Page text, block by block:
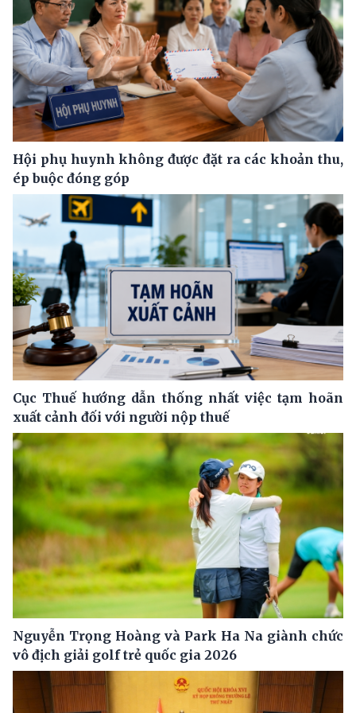
Hội phụ huynh không được đặt ra các khoản thu,
ép buộc đóng góp
Cục Thuế hướng dẫn thống nhất việc tạm hoãn
xuất cảnh đối với người nộp thuế
Nguyễn Trọng Hoàng và Park Ha Na giành chức
vô địch giải golf trẻ quốc gia 2026